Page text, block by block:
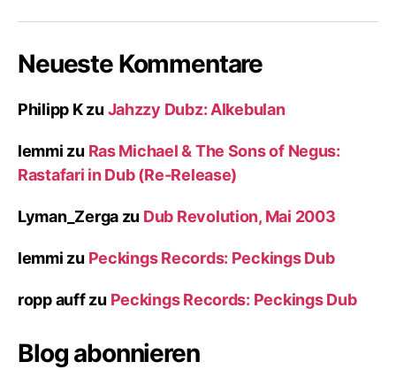
Neueste Kommentare
Philipp Kzu Jahzzy Dubz: Alkebulan
lemmi zu Ras Michael & The Sons of Negus:
Rastafari in Dub (Re-Release)
Lyman_Zerga zu Dub Revolution, Mai 2003
lemmi zu Peckings Records: Peckings Dub
ropp auffzu Peckings Records: Peckings Dub
Blog abonnieren